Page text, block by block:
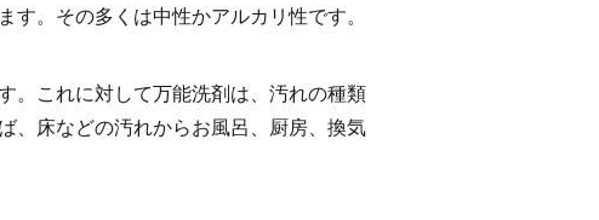
。その多くは中性かアルカリ性です。
。これに対して万能洗剤は、汚れの種類
、床などの汚れからお風呂、厨房、換気